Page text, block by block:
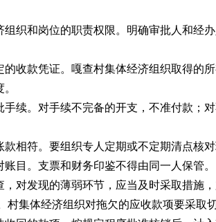
和岗位的职责权限。明确审批人和经
款凭证。嘎查村集体经济组织取得的
。对手续不完备的开支，不准付款；
符。要组织专人定期或不定期清点核对
。支票和财务印鉴不得由同一人保管。
发现的薄弱环节，应当及时采取措施，
体经济组织对拖欠的应收款项要采取